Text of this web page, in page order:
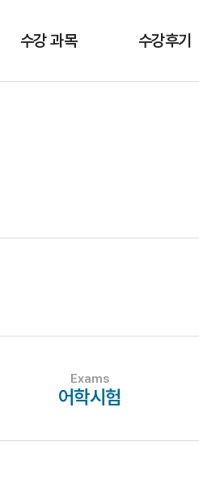
수강 과목 수강후기
Exams
어학시험